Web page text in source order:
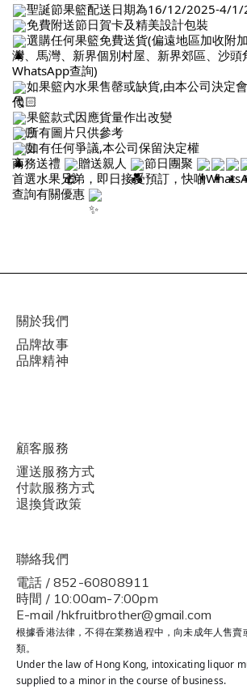
聖誕節果籃配送日期為16/12/2025-4/1/
免費附送節日賀卡及精美設計包裝
選購任何果籃免費送貨(偏遠地區加收附
灣、馬灣、新界個別村屋、新界郊區、沙
WhatsApp查詢)
如果籃內水果售罄或缺貨,由本公司決定
代
果籃款式因應貨量作出改變
所有圖片只供參考
如有任何爭議,本公司保留決定權
商務送禮
贈送親人 節日團聚
首選水果兄弟，即日接受預訂，快啲
查詢有關優惠
關於我們
品牌故事
品牌精神
顧客服務
運送服務方式
付款服務方式
退換貨政策
聯絡我們
電話 / 852-60808911
時間 / 10:00am-7:00pm
E-mail /hkfruitbrother@gmail.com
根據香港法律，不得在業務過程中，向未成年人售賣
類。
Under the law of Hong Kong, intoxicating liquor
supplied to a minor in the course of business.